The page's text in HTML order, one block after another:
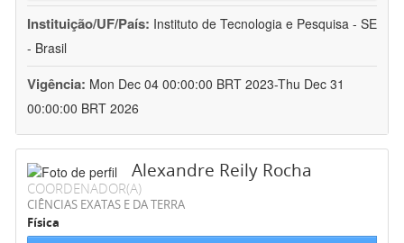
Instituição/UF/País: Instituto de Tecnologia e Pesquisa - SE
- Brasil
Vigência: Mon Dec 04 00:00:00 BRT 2023-Thu Dec 31
00:00:00 BRT 2026
Alexandre Reily Rocha
COORDENADOR(A)
CIÊNCIAS EXATAS E DA TERRA
Física